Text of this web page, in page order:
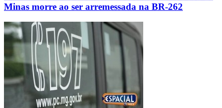
Minas morre ao ser arremessada na BR-262